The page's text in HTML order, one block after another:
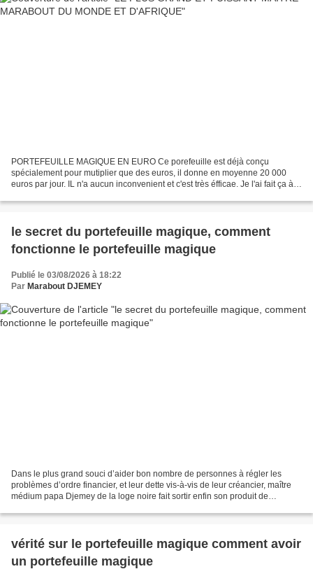
PORTEFEUILLE MAGIQUE EN EURO Ce porefeuille est déjà conçu
spécialement pour mutiplier que des euros, il donne en moyenne 20 000
euros par jour. IL n'a aucun inconvenient et c'est très éfficae. Je l'ai fait ça à
le secret du portefeuille magique, comment
fonctionne le portefeuille magique
Publié le 03/08/2026 à 18:22
Par Marabout DJEMEY
Dans le plus grand souci d’aider bon nombre de personnes à régler les
problèmes d’ordre financier, et leur dette vis-à-vis de leur créancier, maître
médium papa Djemey de la loge noire fait sortir enfin son produit de
vérité sur le portefeuille magique comment avoir
un portefeuille magique